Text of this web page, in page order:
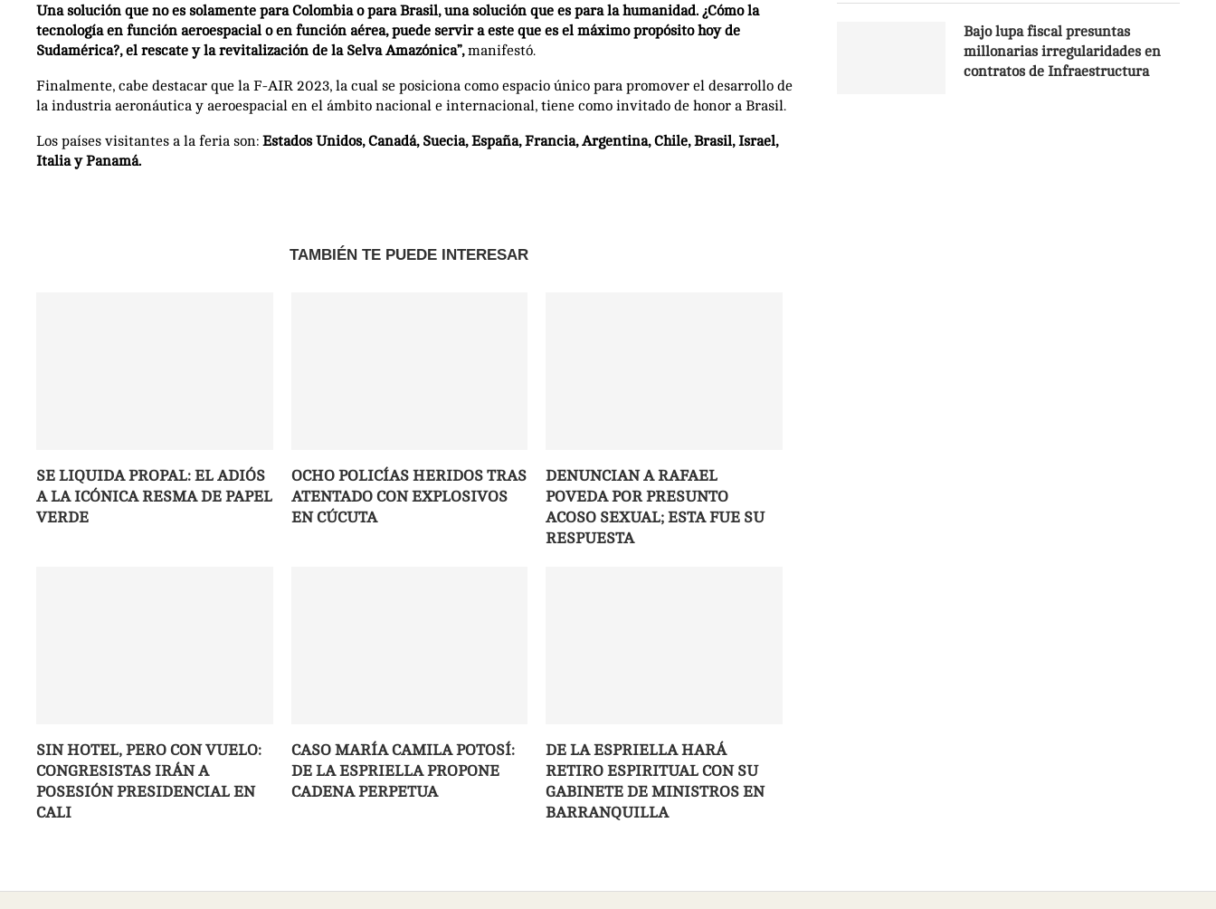
Una solución que no es solamente para Colombia o para Brasil, una solución que es para la humanidad. ¿Cómo la
tecnología en función aeroespacial o en función aérea, puede servir a este que es el máximo propósito hoy de
Sudamérica?, el rescate y la revitalización de la Selva Amazónica”,manifestó.
Finalmente, cabe destacar que la F-AIR 2023, la cual se posiciona como espacio único para promover el desarrollo de
la industria aeronáutica y aeroespacial en el ámbito nacional e internacional, tiene como invitado de honor a Brasil.
Los países visitantes a la feria son: Estados Unidos, Canadá, Suecia, España, Francia, Argentina, Chile, Brasil, Israel,
Italia y Panamá.
TAMBIÉN TE PUEDE INTERESAR
SE LIQUIDA PROPAL: EL ADIÓS
A LA ICÓNICA RESMA DE PAPEL
VERDE
OCHO POLICÍAS HERIDOS TRAS
ATENTADO CON EXPLOSIVOS
EN CÚCUTA
DENUNCIAN A RAFAEL
POVEDA POR PRESUNTO
ACOSO SEXUAL; ESTA FUE SU
RESPUESTA
SIN HOTEL, PERO CON VUELO:
CONGRESISTAS IRÁN A
POSESIÓN PRESIDENCIAL EN
CALI
CASO MARÍA CAMILA POTOSÍ:
DE LA ESPRIELLA PROPONE
CADENA PERPETUA
DE LA ESPRIELLA HARÁ
RETIRO ESPIRITUAL CON SU
GABINETE DE MINISTROS EN
BARRANQUILLA
Bajo lupa fiscal presuntas
millonarias irregularidades en
contratos de Infraestructura